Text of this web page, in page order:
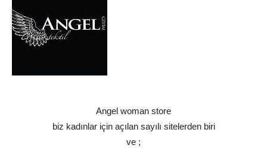
Angel woman store
biz kadınlar için açılan sayılı sitelerden biri
ve ;